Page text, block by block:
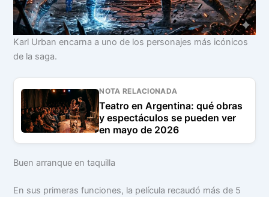
Karl Urban encarna a uno de los personajes más icónicos
de la saga.
NOTA RELACIONADA
Teatro en Argentina: qué obras
y espectáculos se pueden ver
en mayo de 2026
Buen arranque en taquilla
En sus primeras funciones, la película recaudó más de 5